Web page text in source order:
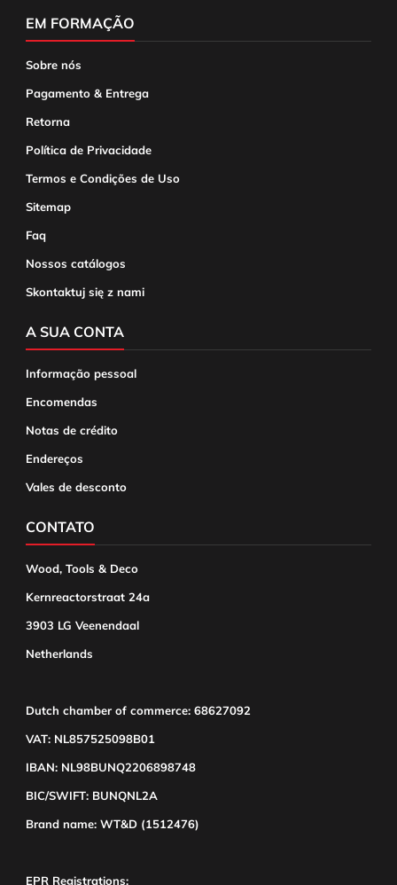
EM FORMAÇÃO
Sobre nós
Pagamento & Entrega
Retorna
Política de Privacidade
Termos e Condições de Uso
Sitemap
Faq
Nossos catálogos
Skontaktuj się z nami
A SUA CONTA
Informação pessoal
Encomendas
Notas de crédito
Endereços
Vales de desconto
CONTATO
Wood, Tools & Deco
Kernreactorstraat 24a
3903 LG Veenendaal
Netherlands
Dutch chamber of commerce: 68627092
VAT: NL857525098B01
IBAN: NL98BUNQ2206898748
BIC/SWIFT: BUNQNL2A
Brand name: WT&D (1512476)
EPR Registrations: